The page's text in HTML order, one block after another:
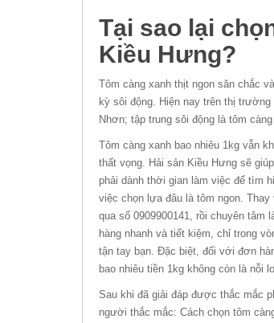
Tại sao lại
Kiều Hưng?
Tôm càng xanh thịt ngon săn chắc
kỳ sôi động. Hiện nay trên thị
Nhơn; tập trung sôi động là tôm
Tôm càng xanh bao nhiêu 1kg vẫn
thất vọng. Hải sản Kiều Hưng sẽ
phải dành thời gian làm việc để tìm
việc chọn lựa đâu là tôm ngon.
qua số 0909900141, rồi chuyên tâm
hàng nhanh và tiết kiệm, chỉ trong
tận tay bạn. Đặc biệt, đối với đơn
bao nhiêu tiền 1kg không còn là nỗi
Sau khi đã giải đáp được thắc mắc
người thắc mắc: Cách chọn tôm